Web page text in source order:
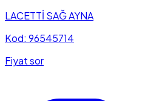
LACETTİ SAĞ AYNA
Kod: 96545714
Fiyat sor